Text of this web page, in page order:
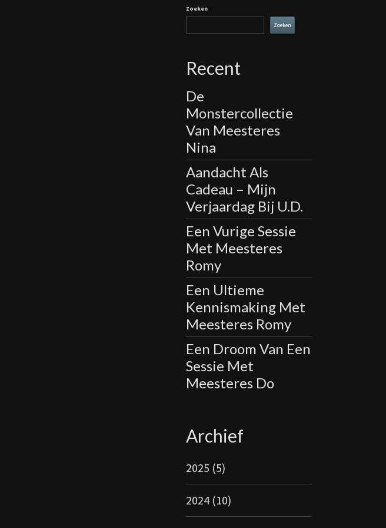
Zoeken
Zoeken
Recent
De
Monstercollectie
Van Meesteres
Nina
Aandacht Als
Cadeau – Mijn
Verjaardag Bij U.D.
Een Vurige Sessie
Met Meesteres
Romy
Een Ultieme
Kennismaking Met
Meesteres Romy
Een Droom Van Een
Sessie Met
Meesteres Do
Archief
2025 (5)
2024(10)